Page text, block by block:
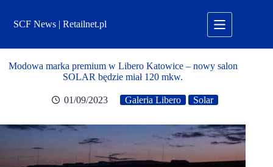
treściSCF News | Retailnet.pl
Modowa marka premium w Libero Katowice – nowy salon
SOLAR będzie miał 120 mkw.
01/09/2023 Galeria Libero Solar